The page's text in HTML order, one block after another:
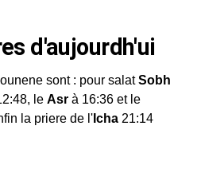
d'aujourdh'ui
sont : pour salatSobh
le Asr à 16:36 et le
la priere de l' Icha 21:14